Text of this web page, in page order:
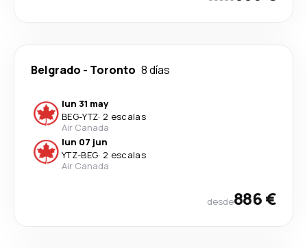
Belgrado - Toronto 8 días
lun 31 may
BEG-YTZ· 2 escalas
Air Canada
lun 07 jun
YTZ-BEG· 2 escalas
Air Canada
desde886 €